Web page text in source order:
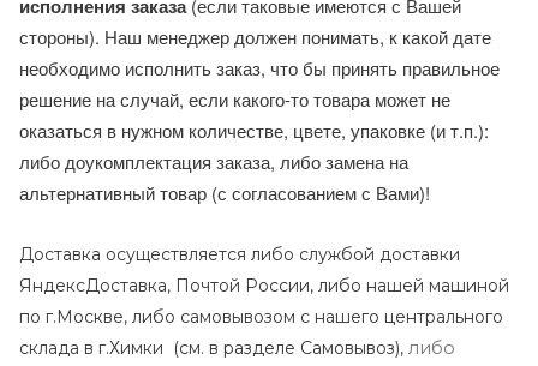
исполнения заказа(если таковые имеются с Вашей
стороны). Наш менеджер должен понимать, к какой дате
необходимо исполнить заказ, что бы принять правильное
решение на случай, если какого-то товара может не
оказаться в нужном количестве, цвете, упаковке (и т.п.):
либо доукомплектация заказа, либо замена на
альтернативный товар (с согласованием с Вами)!
Доставка осуществляется либо службой доставки
ЯндексДоставка, Почтой России, либо нашей машиной
по г.Москве, либо самовывозом с нашего центрального
склада в г.Химки (см. в разделе Самовывоз), либо